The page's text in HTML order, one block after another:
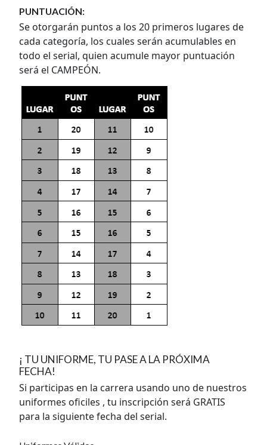
PUNTUACIÓN:
Se otorgarán puntos a los 20 primeros lugares de
cada categoría, los cuales serán acumulables en
todo el serial, quien acumule mayor puntuación
será el CAMPEÓN.
¡ TU UNIFORME, TU PASE A LA PRÓXIMA
FECHA!
Si participas en la carrera usando uno de nuestros
uniformes oficiles , tu inscripción será GRATIS
para la siguiente fecha del serial.